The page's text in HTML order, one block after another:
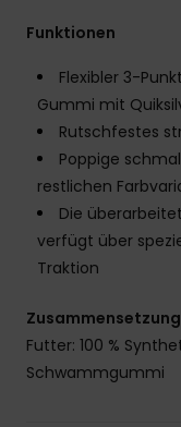
Funktionen
Flexibler 3-
Gummi mit
Rutschfestes
Poppige
restlichen
Die
verfügt über
Traktion
Zusammensetzung
Futter: 100 %
Schwammgummi